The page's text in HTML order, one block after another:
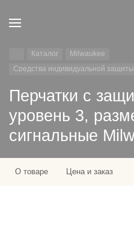
Каталог
Milwaukee
Средства индивидуальной
Перчатки с
уровень 3,
сигнальные
О товаре Цена и заказ